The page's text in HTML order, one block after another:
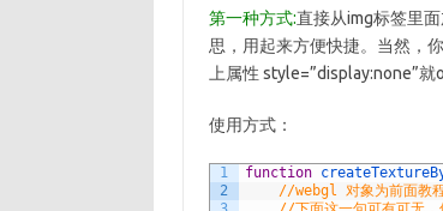
第一种方式:直接从img标签里
思，用起来方便快捷。当然，
上属性 style=”display:none”就
使用方式：
1
2
function
//webgl 对象为前面教程